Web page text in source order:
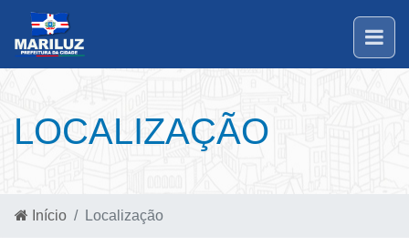
LOCALIZAÇÃO
Início Localização